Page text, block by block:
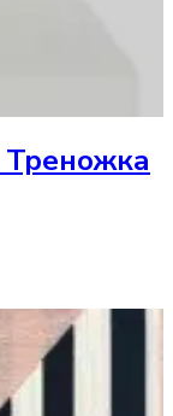
Треножка